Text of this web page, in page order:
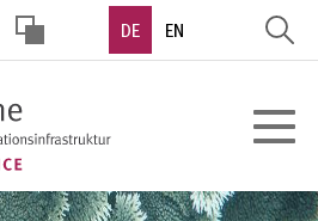
KONTRAST
DE EN
Toggle